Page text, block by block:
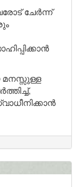
ചേർന്ന്
മനസ്സുള്ള